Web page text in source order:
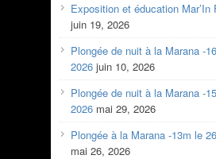
Exposition et éducation Mar’In
juin 19, 2026
Plongée de nuit à la Marana -
2026 juin 10, 2026
Plongée de nuit à la Marana -
2026 mai 29, 2026
Plongée à la Marana -13m le
mai 26, 2026